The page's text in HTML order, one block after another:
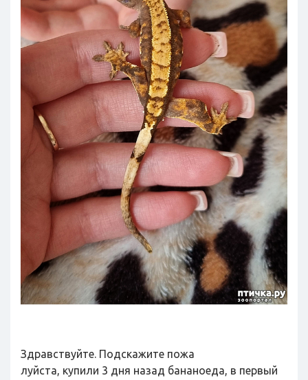
Здравствуйте. Подскажите пожа
луйста, купили 3 дня назад бананоеда, в первый